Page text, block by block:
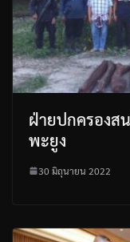
ฝ่ายปกครองส
พะยูง
30 มิถุนายน 2022